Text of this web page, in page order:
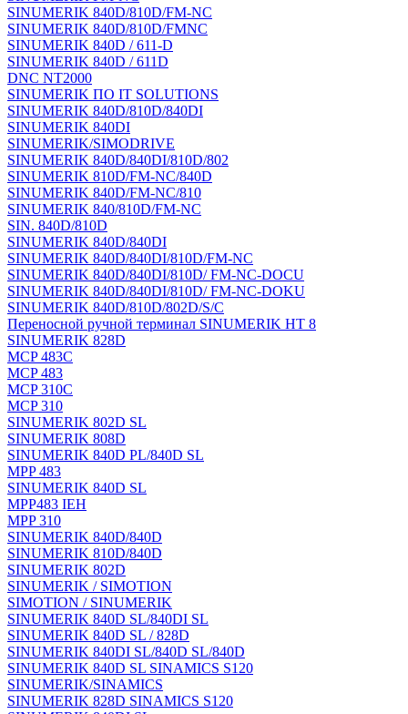
SINUMERIK 840D/810D/FM-NC
SINUMERIK 840D/810D/FMNC
SINUMERIK 840D / 611-D
SINUMERIK 840D / 611D
DNC NT2000
SINUMERIK ПО IT SOLUTIONS
SINUMERIK 840D/810D/840DI
SINUMERIK 840DI
SINUMERIK/SIMODRIVE
SINUMERIK 840D/840DI/810D/802
SINUMERIK 810D/FM-NC/840D
SINUMERIK 840D/FM-NC/810
SINUMERIK 840/810D/FM-NC
SIN. 840D/810D
SINUMERIK 840D/840DI
SINUMERIK 840D/840DI/810D/FM-NC
SINUMERIK 840D/840DI/810D/ FM-NC-DOCU
SINUMERIK 840D/840DI/810D/ FM-NC-DOKU
SINUMERIK 840D/810D/802D/S/C
Переносной ручной терминал SINUMERIK HT 8
SINUMERIK 828D
MCP 483C
MCP 483
MCP 310C
MCP 310
SINUMERIK 802D SL
SINUMERIK 808D
SINUMERIK 840D PL/840D SL
MPP 483
SINUMERIK 840D SL
MPP483 IEH
MPP 310
SINUMERIK 840D/840D
SINUMERIK 810D/840D
SINUMERIK 802D
SINUMERIK / SIMOTION
SIMOTION / SINUMERIK
SINUMERIK 840D SL/840DI SL
SINUMERIK 840D SL / 828D
SINUMERIK 840DI SL/840D SL/840D
SINUMERIK 840D SL SINAMICS S120
SINUMERIK/SINAMICS
SINUMERIK 828D SINAMICS S120